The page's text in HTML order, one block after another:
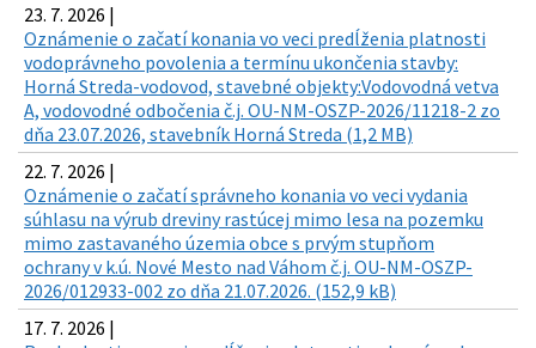
23. 7. 2026 |
Oznámenie o začatí konania vo veci predĺženia platnosti
vodoprávneho povolenia a termínu ukončenia stavby:
Horná Streda-vodovod, stavebné objekty:Vodovodná vetva
A, vodovodné odbočenia č.j. OU-NM-OSZP-2026/11218-2 zo
dňa 23.07.2026, stavebník Horná Streda (1,2 MB)
22. 7. 2026 |
Oznámenie o začatí správneho konania vo veci vydania
súhlasu na výrub dreviny rastúcej mimo lesa na pozemku
mimo zastavaného územia obce s prvým stupňom
ochrany v k.ú. Nové Mesto nad Váhom č.j. OU-NM-OSZP-
2026/012933-002 zo dňa 21.07.2026. (152,9 kB)
17. 7. 2026 |